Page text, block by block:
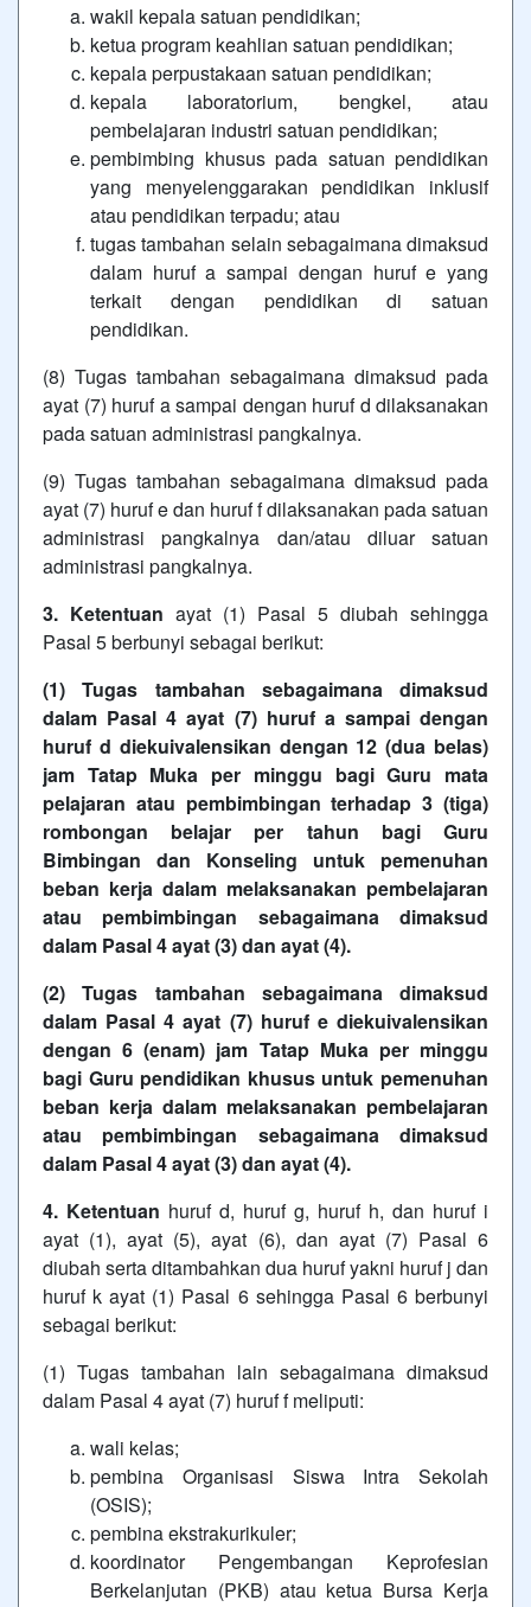
wakil kepala satuan pendidikan;
ketua program keahlian satuan pendidikan;
kepala perpustakaan satuan pendidikan;
kepala laboratorium, bengkel, atau
pembelajaran industri satuan pendidikan;
pembimbing khusus pada satuan pendidikan
yang menyelenggarakan pendidikan inklusif
atau pendidikan terpadu; atau
tugas tambahan selain sebagaimana dimaksud
dalam huruf a sampai dengan huruf e yang
terkait dengan pendidikan di satuan
pendidikan.
(8) Tugas tambahan sebagaimana dimaksud pada
ayat (7) huruf a sampai dengan huruf d dilaksanakan
pada satuan administrasi pangkalnya.
(9) Tugas tambahan sebagaimana dimaksud pada
ayat (7) huruf e dan huruf f dilaksanakan pada satuan
administrasi pangkalnya dan/atau diluar satuan
administrasi pangkalnya.
3. Ketentuan ayat (1) Pasal 5 diubah sehingga
Pasal 5 berbunyi sebagai berikut:
(1) Tugas tambahan sebagaimana dimaksud
dalam Pasal 4 ayat (7) huruf a sampai dengan
huruf d diekuivalensikan dengan 12 (dua belas)
jam Tatap Muka per minggu bagi Guru mata
pelajaran atau pembimbingan terhadap 3 (tiga)
rombongan belajar per tahun bagi Guru
Bimbingan dan Konseling untuk pemenuhan
beban kerja dalam melaksanakan pembelajaran
atau pembimbingan sebagaimana dimaksud
dalam Pasal 4 ayat (3) dan ayat (4).
(2) Tugas tambahan sebagaimana dimaksud
dalam Pasal 4 ayat (7) huruf e diekuivalensikan
dengan 6 (enam) jam Tatap Muka per minggu
bagi Guru pendidikan khusus untuk pemenuhan
beban kerja dalam melaksanakan pembelajaran
atau pembimbingan sebagaimana dimaksud
dalam Pasal 4 ayat (3) dan ayat (4).
4. Ketentuan huruf d, huruf g, huruf h, dan huruf i
ayat (1), ayat (5), ayat (6), dan ayat (7) Pasal 6
diubah serta ditambahkan dua huruf yakni huruf j dan
huruf k ayat (1) Pasal 6 sehingga Pasal 6 berbunyi
sebagai berikut:
(1) Tugas tambahan lain sebagaimana dimaksud
dalam Pasal 4 ayat (7) huruf f meliputi:
wali kelas;
pembina Organisasi Siswa Intra Sekolah
(OSIS);
pembina ekstrakurikuler;
koordinator Pengembangan Keprofesian
Berkelanjutan (PKB) atau ketua Bursa Kerja